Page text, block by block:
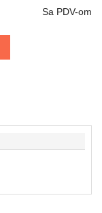
Sa PDV-om